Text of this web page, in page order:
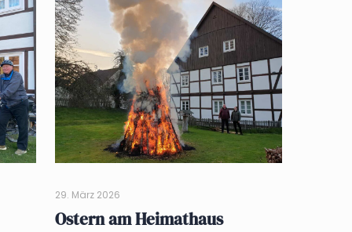
29. März 2026
Ostern am Heimathaus